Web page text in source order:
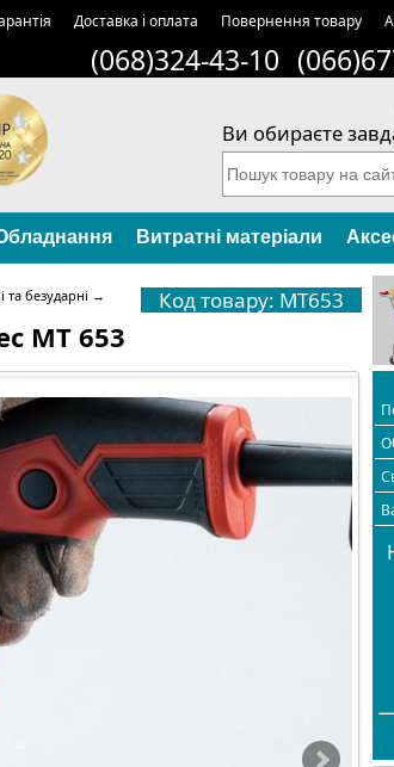
Доставка і оплата Повернення товару
(068)324-43-10
Ви обираєте
Витратні матеріали
Код товару: MT653
та безударні →
MT 653